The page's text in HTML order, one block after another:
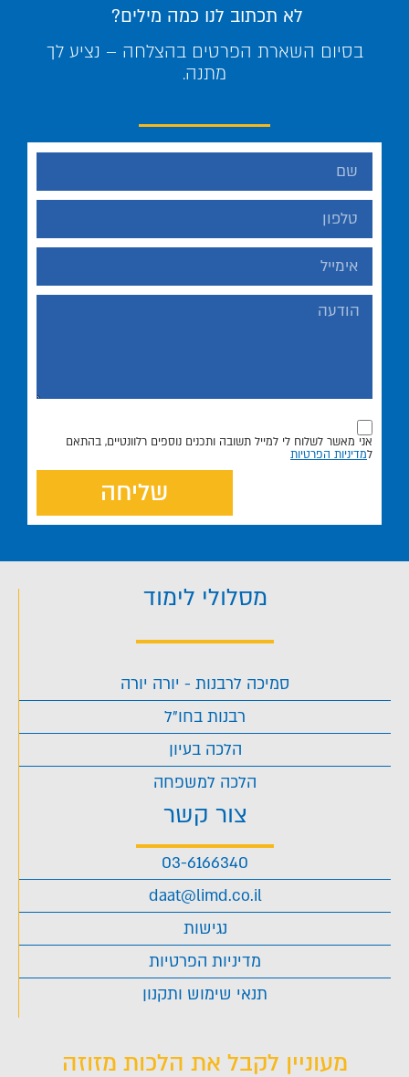
לא תכתוב לנו כמה מילים?
בסיום השארת הפרטים בהצלחה – נציע לך
מתנה.
אני מאשר לשלוח לי למייל תשובה ותכנים נוספים רלוונטיים, בהתאם
למדיניות הפרטיות
שליחה
מסלולי לימוד
סמיכה לרבנות - יורה יורה
רבנות בחו"ל
הלכה בעיון
הלכה למשפחה
צור קשר
03-6166340
daat@limd.co.il
נגישות
מדיניות הפרטיות
תנאי שימוש ותקנון
מעוניין לקבל את הלכות מזוזה